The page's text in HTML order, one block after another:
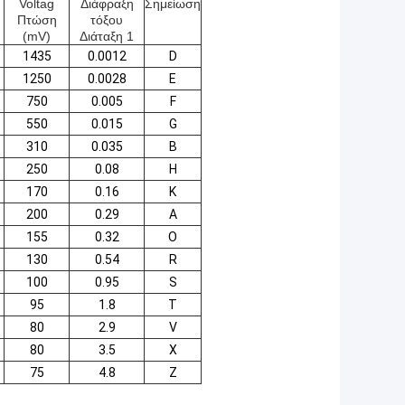
Voltag
Πτώση
(mV)
Διάφραξη
τόξου
Διάταξη 1
Σημείωση
1435 0.0012
D
1250
0.0028
Ε
750
0.005
F
550
0.015
G
310
0.035
Β
250
0.08
H
170
0.16
Κ
200
0.29
Α
155
0.32
Ο
130
0.54
R
100
0.95
S
95
1.8
Τ
80
2.9
V
80
3.5
X
75
4.8 Z